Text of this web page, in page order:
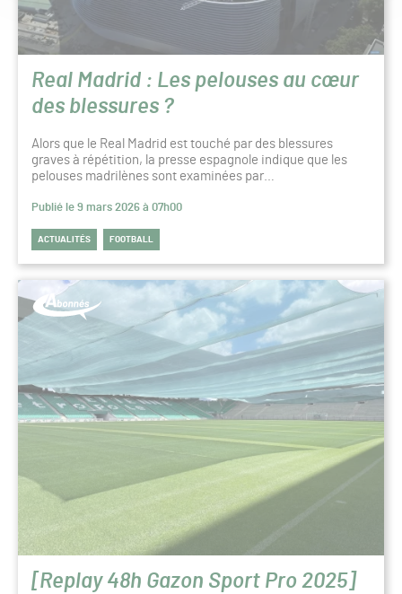
Real Madrid : Les pelouses au cœur
des blessures ?
Alors que le Real Madrid est touché par des blessures
graves à répétition, la presse espagnole indique que les
pelouses madrilènes sont examinées par…
Publié le 9 mars 2026 à 07h00
ACTUALITÉS FOOTBALL
[Replay 48h Gazon Sport Pro 2025]